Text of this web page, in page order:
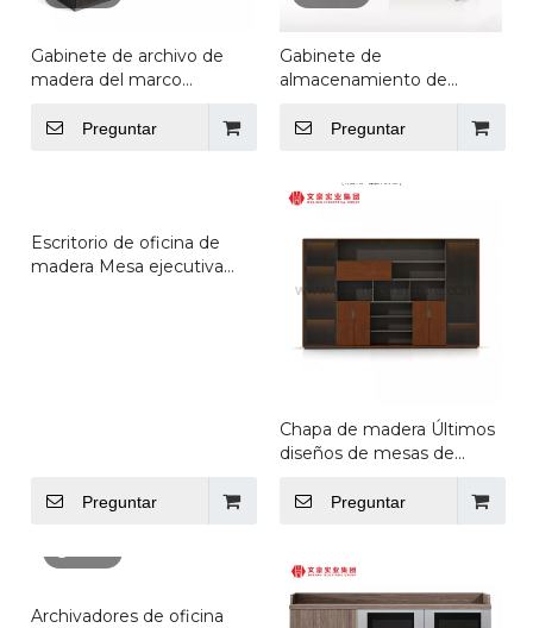
Gabinete de archivo de
madera del marco
metálico del gabinete de
archivo delPreguntar
Gabinete de
almacenamiento de
diseño de la moda del
gabinete de oficina con
modelo de las puertas de
Preguntar
Escritorio de oficina de
madera Mesa ejecutiva
Preguntar
Chapa de madera Últimos
diseños de mesas de
oficina Computadoras
Escritorios Escritorio de
Preguntar
Archivadores de oficina